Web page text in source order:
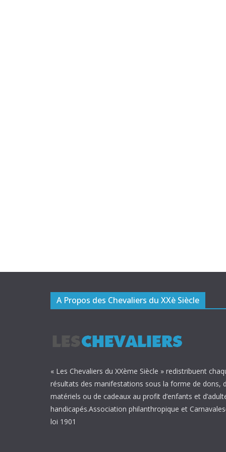
A Propos des Chevaliers du XXè Siècle
« Les Chevaliers du XXème Siècle » redistribuent
résultats des manifestations sous la forme de dons,
matériels ou de cadeaux au profit d’enfants et
handicapés.Association philanthropique et
loi 1901